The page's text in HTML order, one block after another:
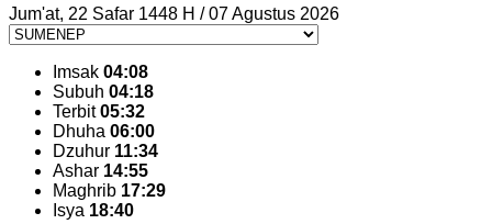
Jum'at, 22 Safar 1448 H / 07 Agustus 2026
Imsak 04:08
Subuh 04:18
Terbit05:32
Dhuha 06:00
Dzuhur 11:34
Ashar 14:55
Maghrib 17:29
Isya 18:40